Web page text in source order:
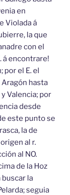
en
Violada á
la que
con el
á encontrare!
por el E. el
hasta
Valencia; por
desde
este punto se
la de
al r.
al NO.
de la Hoz
buscar la
seguia